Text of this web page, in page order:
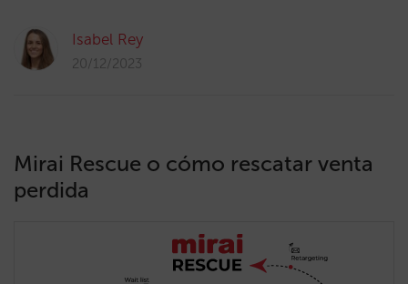
Isabel Rey
20/12/2023
Mirai Rescue o cómo rescatar venta
perdida